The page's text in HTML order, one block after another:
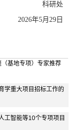
科研处
2026年5月 29日
基地专项）专家推荐
学重大项目招标工作的
工智能等10个专项项目